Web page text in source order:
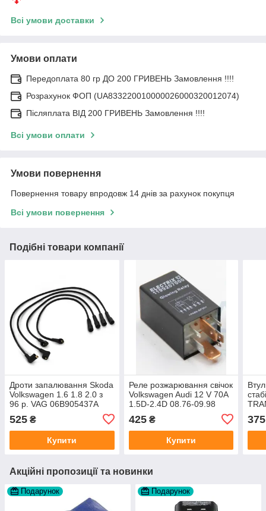
Всі умови доставки
Умови оплати
Передоплата 80 гр ДО 200 ГРИВЕНЬ Замовлення !!!!
Розрахунок ФОП (UA833220010000026000320012074)
Післяплата ВІД 200 ГРИВЕНЬ Замовлення !!!!
Всі умови оплати
Умови повернення
Повернення товару впродовж 14 днів за рахунок покупця
Всі умови повернення
Подібні товари компанії
Дроти запалювання Skoda
Volkswagen 1.6 1.8 2.0 з
96 р. VAG 06B905437A
525 ₴
Купити
Реле розжарювання свічок
Volkswagen Audi 12 V 70A
1.5D-2.4D 08.76-09.98
виробник JP Group Данія
425₴
Купити
375
Акційні пропозиції та новинки
Подарунок Подарунок